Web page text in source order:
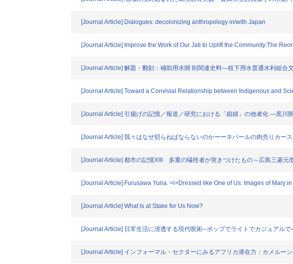
[Journal Article] Dialogues: decolonizing anthropology in/with Japan
[Journal Article] Improve the Work of Our Jati to Uplift the Community:The
[Journal Article] 解題・翻刻：補助用水開 削関連史料―枝下用水普通水利組合
[Journal Article] Toward a Convivial Relationship between Indigenous and
[Journal Article] 引揚げの記憶／報道／研究における「娼婦」の他者化 ―黒川
[Journal Article] 我々はなぜ切らねばならないのかーーネパールの肉売りカー
[Journal Article] 都市の記憶XIII 多重の犠牲者が突きつけたもの～広島三菱元
[Journal Article] Furusawa Yuria. <i>Dressed like One of Us: Images of
[Journal Article] What Is at Stake for Us Now?
[Journal Article] 日常生活に浸透する現代呪術─ポップでライトでカジュアル
[Journal Article] インフォーマル・セクターにみるアフリカ潜在力：カメルー